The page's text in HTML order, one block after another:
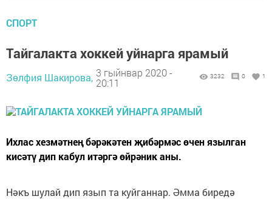
СПОРТ
Тайгалакта хоккей уйнарга ярамый
Зөлфия Шакирова, 3 гыйнвар 2020 -
20:11
3232 0 1
Ихлас хезмәтнең бәрәкәтен җибәрмәс өчен язылган
кисәтү дип кабул итәргә өйрәник аны.
Нәкъ шулай дип язып та куйганнар. Әмма биредә